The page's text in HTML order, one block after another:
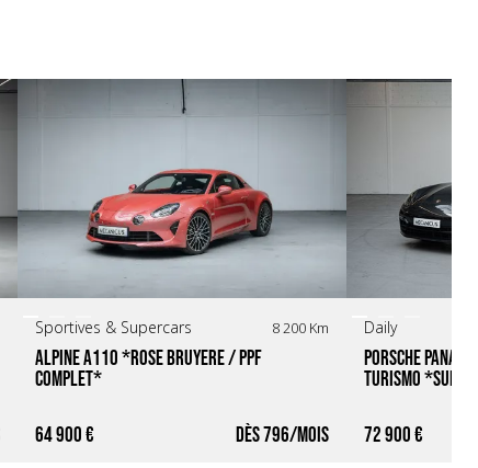
Sportives & Supercars 8 200 Km
Alpine A110 *Rose Bruyère / PPF
Complet*
64 900 € 796
Daily
Porsche
Turismo *Suivi
72 900 €